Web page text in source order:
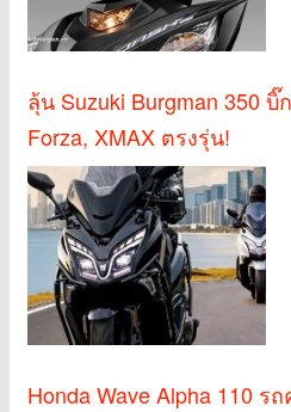
ลุ้น Suzuki Burgman 350
Forza, XMAX ตรงรุ่น!
Honda Wave Alpha 110 ร